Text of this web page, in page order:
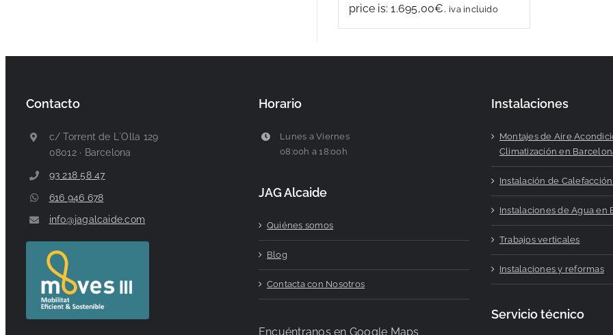
price is: 1.695,00€. iva incluido
Contacto
c/ Torrent de L´Olla 129
08012 · Barcelona
93 218 58 47
616 946 678
info@jagalcaide.com
Horario
Lunes a Viernes
08:00h a 18:00h
JAG Alcaide
Quiénes somos
Blog
Contacta con Nosotros
Encuéntranos en Google Maps
Instalaciones
Montajes de Aire
Climatización en
Instalación de
Instalaciones de Agua en
Trabajos verticales
Instalaciones y reformas
Servicio técnico